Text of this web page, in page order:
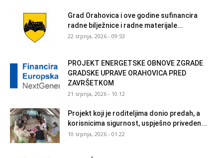
Grad Orahovica i ove godine sufinancira
radne bilježnice i radne materijale...
22 srpnja, 2026 - 09:53
PROJEKT ENERGETSKE OBNOVE ZGRADE
GRADSKE UPRAVE ORAHOVICA PRED
ZAVRŠETKOM
21 srpnja, 2026 - 10:12
Projekt koji je roditeljima donio predah, a
korisnicima sigurnost, uspješno priveden...
10 srpnja, 2026 - 01:22